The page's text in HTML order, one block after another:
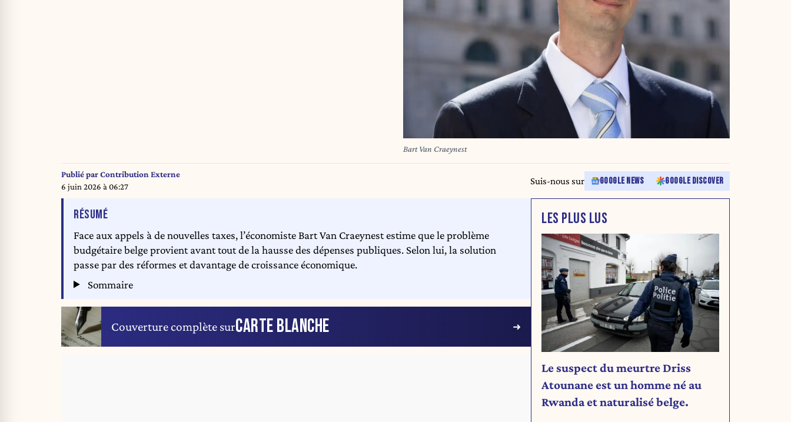
Bart Van Craeynest
Publié parContribution Externe
6 juin 2026 à 06:27
Suis-nous sur GOOGLE NEWS GOOGLE DISCOVER
RÉSUMÉDE L'ARTICLE
Face aux appels à de nouvelles taxes, l’économiste Bart Van Craeynest estime que le problème
budgétaire belge provient avant tout de la hausse des dépenses publiques. Selon lui, la solution
passe par des réformes et davantage de croissance économique.
Sommaire
Couverture complète surCARTE BLANCHE
LES PLUS LUS
Le suspect du meurtre Driss
Atounane est un homme né au
Rwanda et naturalisé belge.